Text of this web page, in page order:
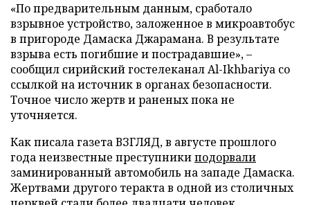
«По предварительным данным, сработало
взрывное устройство, заложенное в микроавтобус
в пригороде Дамаска Джарамана. В результате
взрыва есть погибшие и пострадавшие», –
сообщил сирийский гостелеканал Al-Ikhbariya со
ссылкой на источник в органах безопасности.
Точное число жертв и раненых пока не
уточняется.
Как писала газета ВЗГЛЯД, в августе прошлого
года неизвестные преступникиподорвали
заминированный автомобиль на западе Дамаска.
Жертвами другого теракта в одной из столичных